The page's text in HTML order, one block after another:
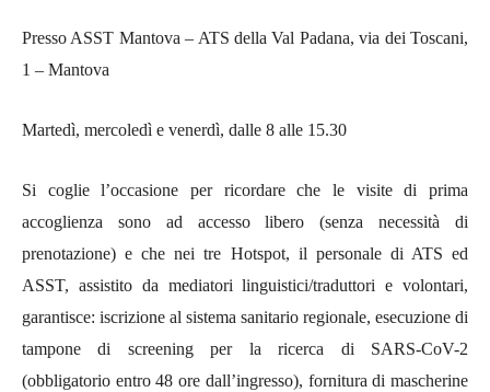
Presso ASST Mantova – ATS della Val Padana, via dei Toscani,
1 – Mantova
Martedì, mercoledì e venerdì, dalle 8 alle 15.30
Si coglie l’occasione per ricordare che le visite di prima
accoglienza sono ad accesso libero (senza necessità di
prenotazione) e che nei tre Hotspot, il personale di ATS ed
ASST, assistito da mediatori linguistici/traduttori e volontari,
garantisce: iscrizione al sistema sanitario regionale, esecuzione di
tampone di screening per la ricerca di SARS-CoV-2
(obbligatorio entro 48 ore dall’ingresso), fornitura di mascherine